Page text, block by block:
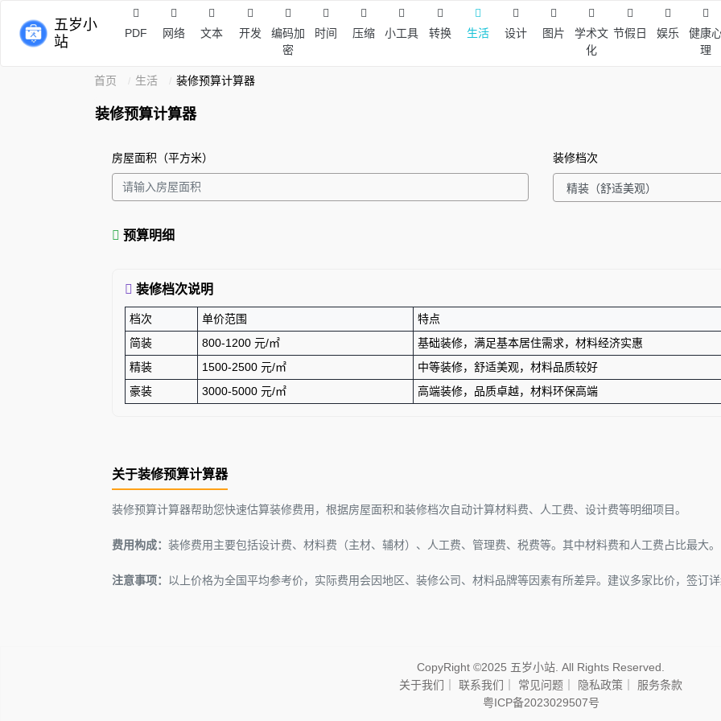
五岁小
站
PDF 网络 文本 开发
编码加
密
时间 压缩 小工具 转换 生活 设计 图片
学术文
化
节假日 娱乐
健康
理
首页 生活 装修预算计算器
装修预算计算器
房屋面积（平方米） 装修档次
预算明细
装修档次说明
档次 单价范围
特点
简装
800-1200 元/㎡
基础装修，满足基本居住需求，材料经济实惠
精装
1500-2500 元/㎡
中等装修，舒适美观，材料品质较好
豪装
3000-5000 元/㎡ 高端装修，品质卓越，材料环保高端
关于装修预算计算器
装修预算计算器帮助您快速估算装修费用，根据房屋面积和装修档次自动计算材料费、人工费、设计费等明细项目。
费用构成： 装修费用主要包括设计费、材料费（主材、辅材）、人工费、管理费、税费等。其中材料费和人工费占比最大。
注意事项： 以上价格为全国平均参考价，实际费用会因地区、装修公司、材料品牌等因素有所差异。建议多家比价，签订
CopyRight ©2025 五岁小站. All Rights Reserved.
关于我们
联系我们 常见问题 隐私政策
服务条款
粤ICP备2023029507号